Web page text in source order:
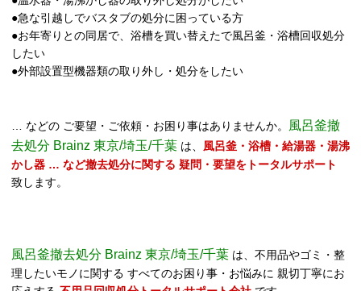
●急な引越しでバスタブの処分に困っている方
●お年寄りとの同居で、浴槽を買い替えたで風呂釜・浴槽回収処分
したい
●外部設置型機器類の取り外し・処分をしたい
… などの ご要望・ご依頼・お困り事はありませんか。
風呂釜撤
去処分 Brainz 東京/埼玉/千葉 は、 風呂釜・浴槽・給湯器・湯沸
かし器 … など撤去処分に関する 疑問・要望をトータルサポート
致します。
風呂釜撤去処分 Brainz 東京/埼玉/千葉 は、不用品やゴミ・整
理したいモノに関する すべてのお困り事・お悩みに 親切丁寧にお